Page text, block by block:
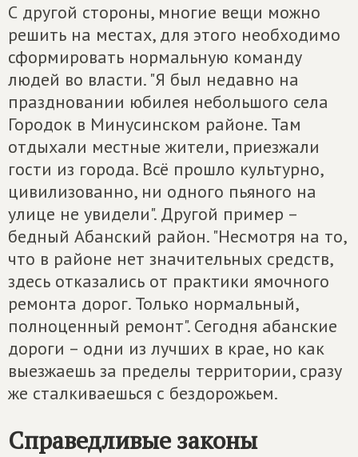
С другой стороны, многие вещи можно
решить на местах, для этого необходимо
сформировать нормальную команду
людей во власти. "Я был недавно на
праздновании юбилея небольшого села
Городок в Минусинском районе. Там
отдыхали местные жители, приезжали
гости из города. Всё прошло культурно,
цивилизованно, ни одного пьяного на
улице не увидели". Другой пример –
бедный Абанский район. "Несмотря на то,
что в районе нет значительных средств,
здесь отказались от практики ямочного
ремонта дорог. Только нормальный,
полноценный ремонт". Сегодня абанские
дороги – одни из лучших в крае, но как
выезжаешь за пределы территории, сразу
же сталкиваешься с бездорожьем.
Справедливые законы